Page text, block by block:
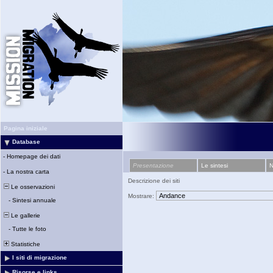
Pagina iniziale
Database
- Homepage dei dati
- La nostra carta
Le osservazioni
- Sintesi annuale
Le gallerie
- Tutte le foto
Statistiche
I siti di migrazione
Presentazione Le sintesi
Descrizione dei siti
Mostrare: